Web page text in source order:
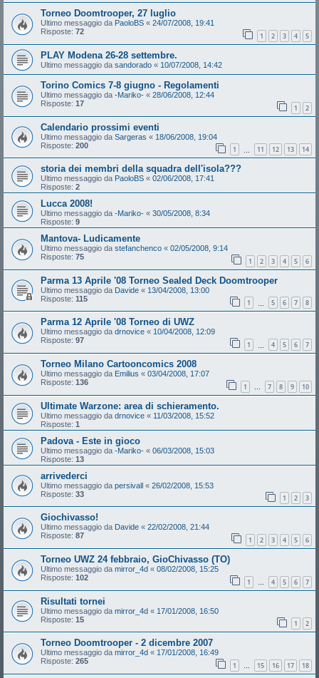
Torneo Doomtrooper, 27 luglio
Ultimo messaggio da PaoloBS « 24/07/2008, 19:41
Risposte: 72 1 2 3 4 5
PLAY Modena 26-28 settembre.
Ultimo messaggio da sandorado « 10/07/2008, 14:42
Torino Comics 7-8 giugno - Regolamenti
Ultimo messaggio da -Mariko- « 28/06/2008, 12:44
Risposte: 17 1 2
Calendario prossimi eventi
Ultimo messaggio da Sargeras « 18/06/2008, 19:04
Risposte: 200 1 11 12 13 14
storia dei membri della squadra dell'isola???
Ultimo messaggio da PaoloBS « 02/06/2008, 17:41
Risposte: 2
Lucca 2008!
Ultimo messaggio da -Mariko- « 30/05/2008, 8:34
Risposte: 9
Mantova- Ludicamente
Ultimo messaggio da stefanchenco « 02/05/2008, 9:14
Risposte: 75 1 2 3 4 5 6
Parma 13 Aprile '08 Torneo Sealed Deck Doomtrooper
Ultimo messaggio da Davide « 13/04/2008, 13:00
Risposte: 115 1 5 6 7 8
Parma 12 Aprile '08 Torneo di UWZ
Ultimo messaggio da drnovice « 10/04/2008, 12:09
Risposte: 97 1 4 5 6 7
Torneo Milano Cartooncomics 2008
Ultimo messaggio da Emilius « 03/04/2008, 17:07
Risposte: 136 1 … 7 8 9 10
Ultimate Warzone: area di schieramento.
Ultimo messaggio da drnovice « 11/03/2008, 15:52
Risposte: 1
Padova - Este in gioco
Ultimo messaggio da -Mariko- « 06/03/2008, 15:03
Risposte: 13
arrivederci
Ultimo messaggio da persivall « 26/02/2008, 15:53
Risposte: 33 1 2 3
Giochivasso!
Ultimo messaggio da Davide « 22/02/2008, 21:44
Risposte: 87 1 2 3 4 5 6
Torneo UWZ 24 febbraio, GioChivasso (TO)
Ultimo messaggio da mirror_4d « 08/02/2008, 15:25
Risposte: 102 1 … 4 5 6 7
Risultati tornei
Ultimo messaggio da mirror_4d « 17/01/2008, 16:50
Risposte: 15 1 2
Torneo Doomtrooper - 2 dicembre 2007
Ultimo messaggio da mirror_4d « 17/01/2008, 16:49
Risposte: 265 1 … 15 16 17 18